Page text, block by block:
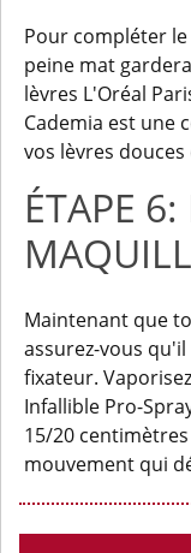
Pour compléter
peine mat
lèvres L'Oréal
Cademia est une
vos lèvres douces
ÉTAPE 6:
Maintenant que
assurez-vous
fixateur.
Infallible Pro-
15/20
mouvement qui